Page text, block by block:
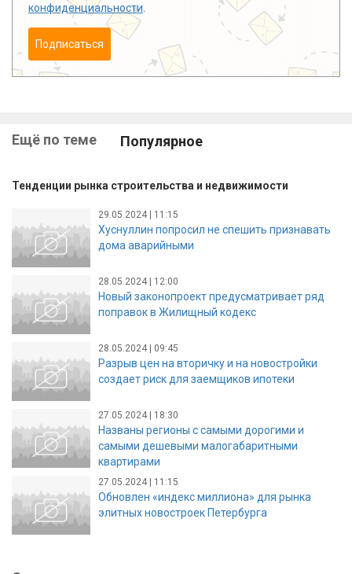
конфиденциальности
Подписаться
Ещё по теме Популярное
Тенденции рынка строительства и недвижимости
29.05.2024 | 11:15
Хуснуллин попросил не спешить признавать
дома аварийными
28.05.2024 | 12:00
Новый законопроект предусматривает ряд
поправок в Жилищный кодекс
28.05.2024 | 09:45
Разрыв цен на вторичку и на новостройки
создает риск для заемщиков ипотеки
27.05.2024 | 18:30
Названы регионы с самыми дорогими и
самыми дешевыми малогабаритными
квартирами
27.05.2024 | 11:15
Обновлен «индекс миллиона» для рынка
элитных новостроек Петербурга